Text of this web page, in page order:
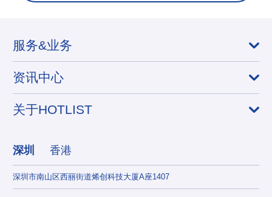
服务&业务
资讯中心
关于HOTLIST
深圳 香港
深圳市南山区西丽街道烯创科技大厦A座1407